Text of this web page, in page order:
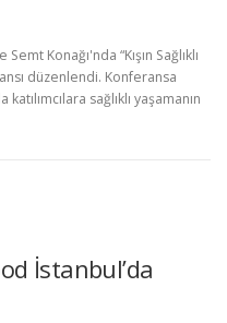
Konağı'nda “Kışın Sağlıklı
düzenlendi. Konferansa
sağlıklı yaşamanın
İstanbul’da